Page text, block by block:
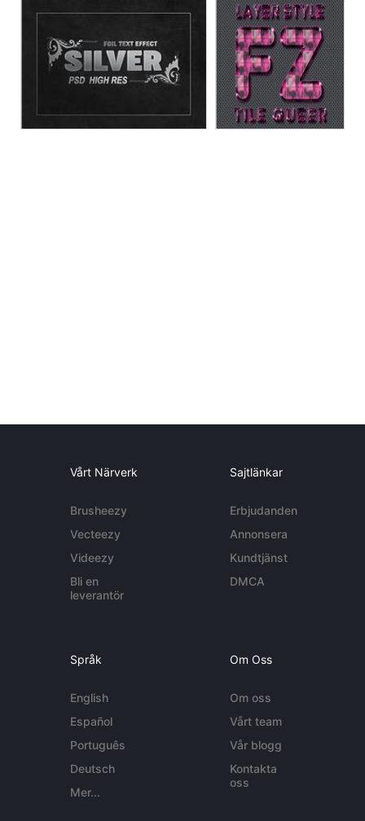
Vårt Närverk
Brusheezy
Vecteezy
Videezy
Bli en
leverantör
Sajtlänkar
Erbjudanden
Annonsera
Kundtjänst
DMCA
Språk
English
Español
Português
Deutsch
Mer...
Om Oss
Om oss
Vårt team
Vår blogg
Kontakta
oss